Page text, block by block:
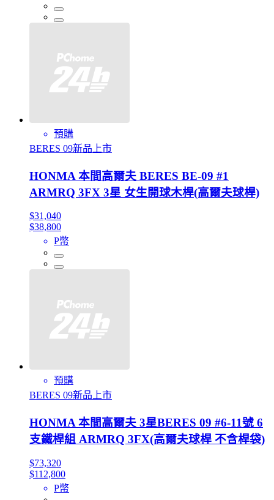
預購
BERES 09新品上市
HONMA 本間高爾夫 BERES BE-09 #1
ARMRQ 3FX 3星 女生開球木桿(高爾夫球桿)
$31,040
$38,800
P幣
預購
BERES 09新品上市
HONMA 本間高爾夫 3星BERES 09 #6-11號 6
支鐵桿組 ARMRQ 3FX(高爾夫球桿 不含桿袋)
$73,320
$112,800
P幣